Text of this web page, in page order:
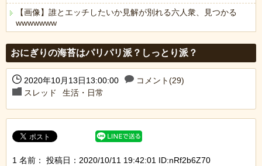
【画像】誰とエッチしたいか見解が別れる六人衆、見つかる
wwwwwww
おにぎりの海苔はパリパリ派？しっとり派？
2020年10月13日13:00:00
コメント(29)
スレッド
生活・日常
1 名前：
投稿日：2020/10/11 19:42:01 ID:nRf2b6Z70